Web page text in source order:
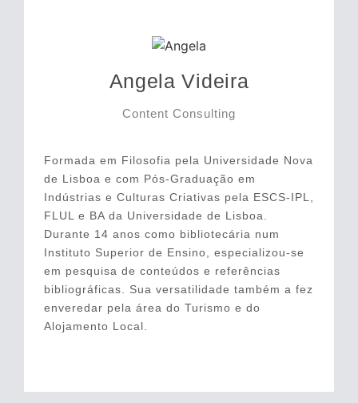
Angela Videira
Content Consulting
Formada em Filosofia pela Universidade Nova
de Lisboa e com Pós-Graduação em
Indústrias e Culturas Criativas pela ESCS-IPL,
FLUL e BA da Universidade de Lisboa.
Durante 14 anos como bibliotecária num
Instituto Superior de Ensino, especializou-se
em pesquisa de conteúdos e referências
bibliográficas. Sua versatilidade também a fez
enveredar pela área do Turismo e do
Alojamento Local.